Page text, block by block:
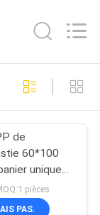
51
de
60*100
unique
de
pièces
PAS.